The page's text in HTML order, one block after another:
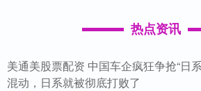
热点资讯
美通美股票配资 中国车企疯狂争抢“日
混动，日系就被彻底打败了